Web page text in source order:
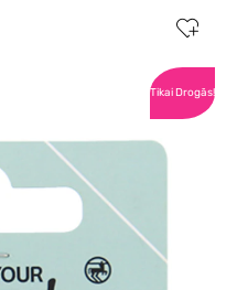
Tikai Drogās!